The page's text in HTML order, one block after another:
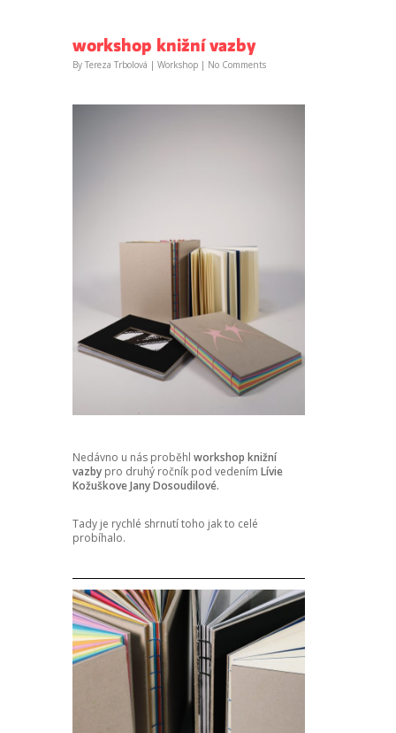
workshop knižní vazby
By Tereza Trbolová | Workshop | No Comments
Nedávno u nás proběhl workshop knižní
vazby pro druhý ročník pod vedením Lívie
Kožuškove Jany Dosoudilové.
Tady je rychlé shrnutí toho jak to celé
probíhalo.